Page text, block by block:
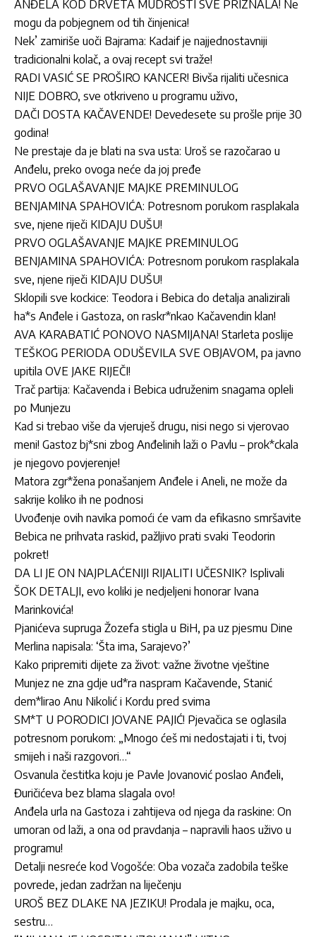
ANĐELA KOD DRVETA MUDROSTI SVE PRIZNALA! Ne
mogu da pobjegnem od tih činjenica!
Nek’ zamiriše uoči Bajrama: Kadaif je najjednostavniji
tradicionalni kolač, a ovaj recept svi traže!
RADI VASIĆ SE PROŠIRO KANCER! Bivša rijaliti učesnica
NIJE DOBRO, sve otkriveno u programu uživo,
DAČI DOSTA KAČAVENDE! Devedesete su prošle prije 30
godina!
Ne prestaje da je blati na sva usta: Uroš se razočarao u
Anđelu, preko ovoga neće da joj pređe
PRVO OGLAŠAVANJE MAJKE PREMINULOG
BENJAMINA SPAHOVIĆA: Potresnom porukom rasplakala
sve, njene riječi KIDAJU DUŠU!
PRVO OGLAŠAVANJE MAJKE PREMINULOG
BENJAMINA SPAHOVIĆA: Potresnom porukom rasplakala
sve, njene riječi KIDAJU DUŠU!
Sklopili sve kockice: Teodora i Bebica do detalja analizirali
ha*s Anđele i Gastoza, on raskr*nkao Kačavendin klan!
AVA KARABATIĆ PONOVO NASMIJANA! Starleta poslije
TEŠKOG PERIODA ODUŠEVILA SVE OBJAVOM, pa javno
upitila OVE JAKE RIJEČI!
Trač partija: Kačavenda i Bebica udruženim snagama opleli
po Munjezu
Kad si trebao više da vjeruješ drugu, nisi nego si vjerovao
meni! Gastoz bj*sni zbog Anđelinih laži o Pavlu – prok*ckala
je njegovo povjerenje!
Matora zgr*žena ponašanjem Anđele i Aneli, ne može da
sakrije koliko ih ne podnosi
Uvođenje ovih navika pomoći će vam da efikasno smršavite
Bebica ne prihvata raskid, pažljivo prati svaki Teodorin
pokret!
DA LI JE ON NAJPLAĆENIJI RIJALITI UČESNIK? Isplivali
ŠOK DETALJI, evo koliki je nedjeljeni honorar Ivana
Marinkovića!
Pjanićeva supruga Žozefa stigla u BiH, pa uz pjesmu Dine
Merlina napisala: ‘Šta ima, Sarajevo?’
Kako pripremiti dijete za život: važne životne vještine
Munjez ne zna gdje ud*ra naspram Kačavende, Stanić
dem*lirao Anu Nikolić i Kordu pred svima
SM*T U PORODICI JOVANE PAJIĆ! Pjevačica se oglasila
potresnom porukom: „Mnogo ćeš mi nedostajati i ti, tvoj
smijeh i naši razgovori…“
Osvanula čestitka koju je Pavle Jovanović poslao Anđeli,
Đuričićeva bez blama slagala ovo!
Anđela urla na Gastoza i zahtijeva od njega da raskine: On
umoran od laži, a ona od pravdanja – napravili haos uživo u
programu!
Detalji nesreće kod Vogošće: Oba vozača zadobila teške
povrede, jedan zadržan na liječenju
UROŠ BEZ DLAKE NA JEZIKU! Prodala je majku, oca,
sestru…